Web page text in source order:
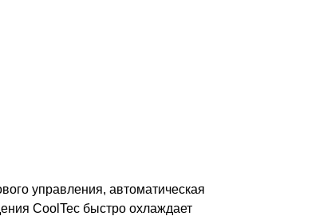
управления, автоматическая
CoolTec быстро охлаждает